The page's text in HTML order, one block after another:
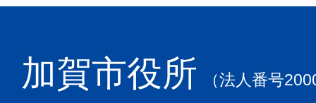
加賀市役所 （法人番号